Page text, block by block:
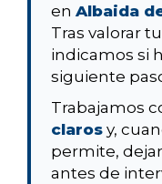
en Albaida
Tras valorar
indicamos si
siguiente
Trabajamos
claros y,
permite,
antes de